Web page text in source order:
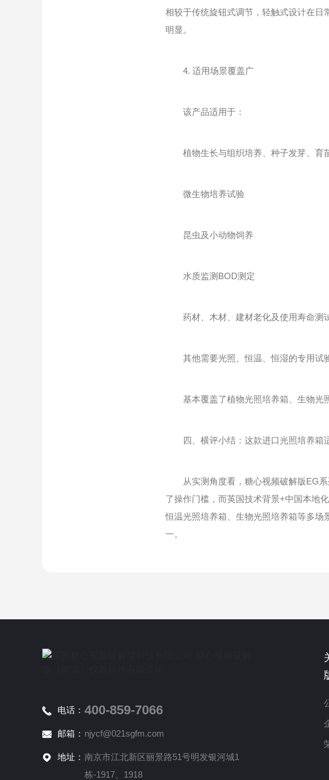
相较于传统旋钮式调节，轻触式设计在
明显。
4. 适用场景覆盖广
该产品适用于：
植物生长与组织培养、种子发芽、育
微生物培养试验
昆虫及小动物饲养
水质监测BOD测定
药材、木材、建材老化及使用寿命测
其他需要光照、恒温、恒湿的专用试
基本覆盖了植物光照培养箱、生物光照
四、横评小结：这款进口光照培养箱
从实测角度看，糖心视频破解版EG系
了操作门槛，而英国技术背景+中国本地
恒温光照培养箱、生物光照培养箱等多场
一。
电话： 400-859-7066
邮箱： njycf@021sgfm.com
地址： 南京市江北新区丽景路51号明发银河城1
栋-1917、1918